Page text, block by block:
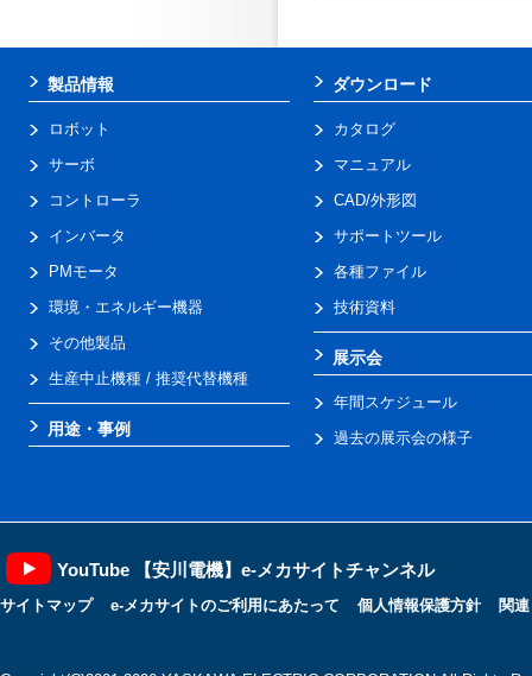
製品情報
ロボット
サーボ
コントローラ
インバータ
PMモータ
環境・エネルギー機器
その他製品
生産中止機種 / 推奨代替機種
用途・事例
ダウンロード
カタログ
マニュアル
CAD/外形図
サポートツール
各種ファイル
技術資料
展示会
年間スケジュール
過去の展示会の様子
YouTube 【安川電機】e-メカサイトチャンネル
サイトマップ e-メカサイトのご利用にあたって 個人情報保護方針 関